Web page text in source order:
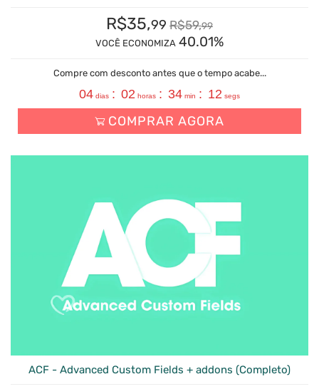
R$35,99 R$59,99
VOCÊ ECONOMIZA 40.01%
Compre com desconto antes que o tempo acabe...
04 dias : 02 horas : 34 min : 11 segs
COMPRAR AGORA
ACF - Advanced Custom Fields + addons (Completo)